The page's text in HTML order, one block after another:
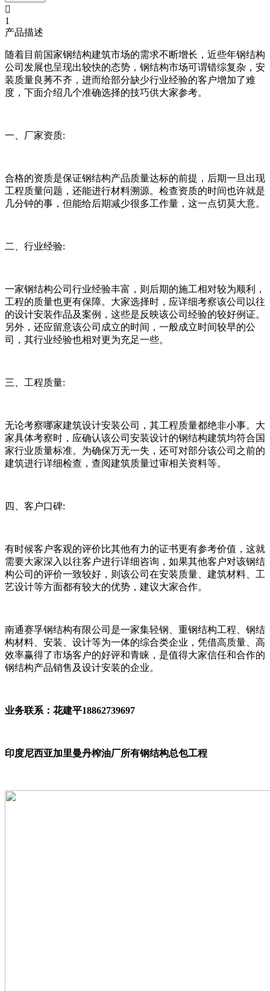

1
产品描述
随着目前国家钢结构建筑市场的需求不断增长，近些年钢结构
公司发展也呈现出较快的态势，钢结构市场可谓错综复杂，安
装质量良莠不齐，进而给部分缺少行业经验的客户增加了难
度，下面介绍几个准确选择的技巧供大家参考。
一、厂家资质:
合格的资质是保证钢结构产品质量达标的前提，后期一旦出现
工程质量问题，还能进行材料溯源。检查资质的时间也许就是
几分钟的事，但能给后期减少很多工作量，这一点切莫大意。
二、行业经验:
一家钢结构公司行业经验丰富，则后期的施工相对较为顺利，
工程的质量也更有保障。大家选择时，应详细考察该公司以往
的设计安装作品及案例，这些是反映该公司经验的较好例证。
另外，还应留意该公司成立的时间，一般成立时间较早的公
司，其行业经验也相对更为充足一些。
三、工程质量:
无论考察哪家建筑设计安装公司，其工程质量都绝非小事。大
家具体考察时，应确认该公司安装设计的钢结构建筑均符合国
家行业质量标准。为确保万无一失，还可对部分该公司之前的
建筑进行详细检查，查阅建筑质量过审相关资料等。
四、客户口碑:
有时候客户客观的评价比其他有力的证书更有参考价值，这就
需要大家深入以往客户进行详细咨询，如果其他客户对该钢结
构公司的评价一致较好，则该公司在安装质量、建筑材料、工
艺设计等方面都有较大的优势，建议大家合作。
南通赛孚钢结构有限公司是一家集轻钢、重钢结构工程、钢结
构材料、安装、设计等为一体的综合类企业，凭借高质量、高
效率赢得了市场客户的好评和青睐，是值得大家信任和合作的
钢结构产品销售及设计安装的企业。
业务联系：花建平18862739697
印度尼西亚加里曼丹榨油厂所有钢结构总包工程